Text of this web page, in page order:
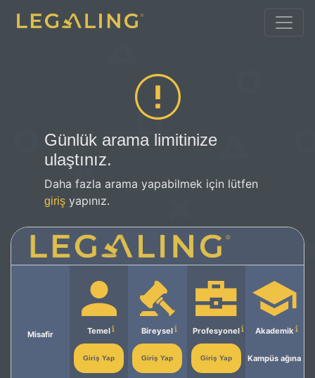
Günlük arama limitinize
ulaştınız.
Daha fazla arama yapabilmek için lütfen
giriş yapınız.
Misafir Temel
Giriş Yap
Bireysel
Giriş Yap
Profesyonel
Giriş Yap
Akademik
Kampüs ağına